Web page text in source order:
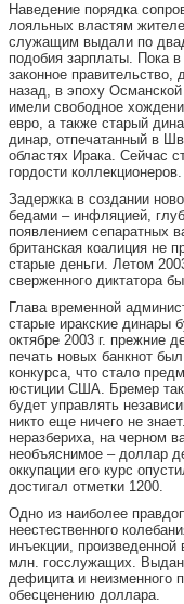
Наведение порядка
лояльных властям
служащим выдали по
подобия зарплаты. Пока
законное
назад, в эпоху
имели свободное
евро, а также старый
динар, отпечатанный в
областях Ирака. Сейчас
гордости коллекционеров.
Задержка в создании
бедами – инфляцией,
появлением сепаратных
британская коалиция не
старые деньги. Летом
сверженного диктатора
Глава временной
старые иракские динары
октябре 2003 г. прежние
печать новых банкнот
конкурса, что стало
юстиции США. Бремер
будет управлять
никто еще ничего не
неразбериха, на черном
необъяснимое – доллар
оккупации его курс
достигал отметки 1200.
Одно из наиболее
неестественного
инъекции,
млн. госслужащих.
дефицита и неизменного
обесценению доллара.